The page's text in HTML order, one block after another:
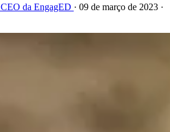
CEO da EngagED · 09 de março de 2023 ·